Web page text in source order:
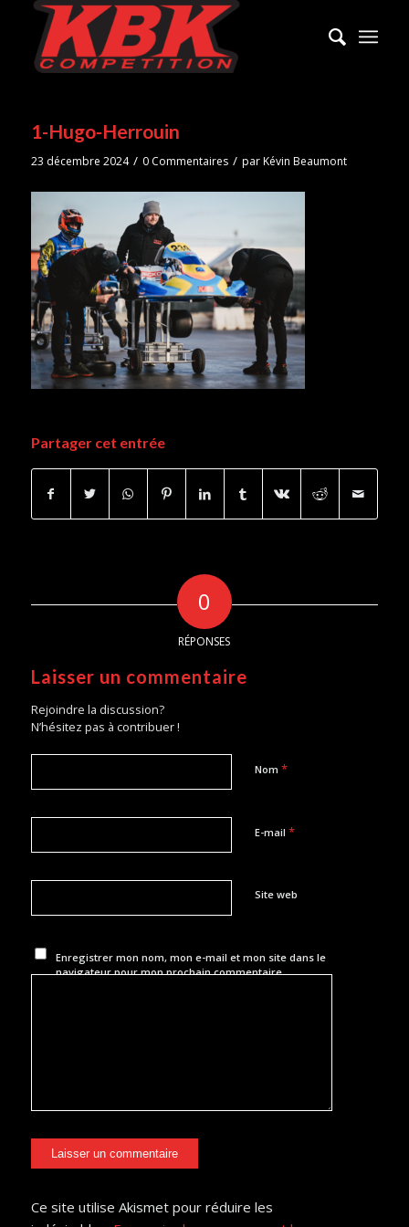
1-Hugo-Herrouin
23 décembre 2024 / 0 Commentaires / parKévin Beaumont
Partager cet entrée
0
RÉPONSES
Laisser un commentaire
Rejoindre la discussion?
N’hésitez pas à contribuer !
Nom *
E-mail *
Site web
Enregistrer mon nom, mon e-mail et mon site dans le
navigateur pour mon prochain commentaire.
Ce site utilise Akismet pour réduire les